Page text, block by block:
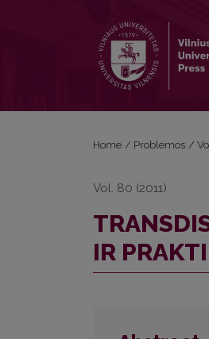
Home / Problemos /
Vol. 80 (2011)
IR